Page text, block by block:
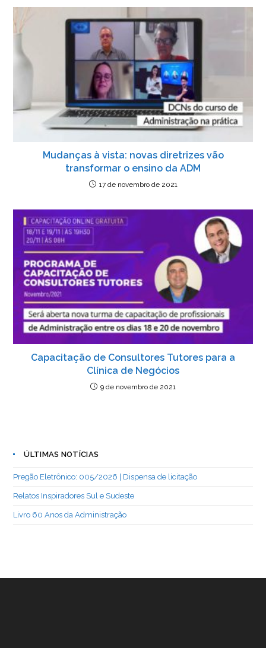
Mudanças à vista: novas diretrizes vão
transformar o ensino da ADM
17 de novembro de 2021
Capacitação de Consultores Tutores para a
Clínica de Negócios
9 de novembro de 2021
ÚLTIMAS NOTÍCIAS
Pregão Eletrônico: 005/2026 | Dispensa de licitação
Relatos Inspiradores Sul e Sudeste
Livro 60 Anos da Administração